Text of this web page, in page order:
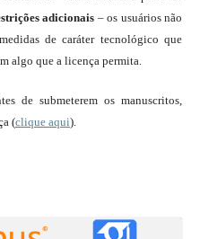
adicionais – os usuários não
de caráter tecnológico que
algo que a licença permita.
de submeterem os manuscritos,
(clique aqui).